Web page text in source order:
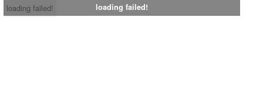
loading failed!
loading failed!